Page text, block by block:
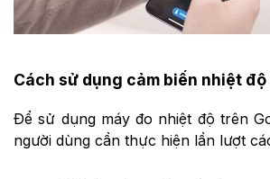
Cách sử dụng cảm biến nhiệt
Để sử dụng máy đo nhiệt độ trên
người dùng cần thực hiện lần lượt